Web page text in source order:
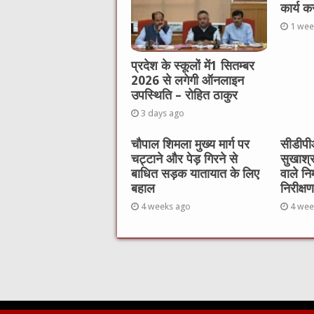
प्रदेश के स्कूलों में1 सितम्बर
2026 से लगेगी ऑनलाइन
उपस्थिति – रोहित ठाकुर
3 days ago
कार्य
1
चौपाल शिमला मुख्य मार्ग पर
चट्टाने और पेड़ गिरने से
बाधित सड़क यातायात के लिए
बहाल
4 weeks ago
वाले
निरीक्षण
4